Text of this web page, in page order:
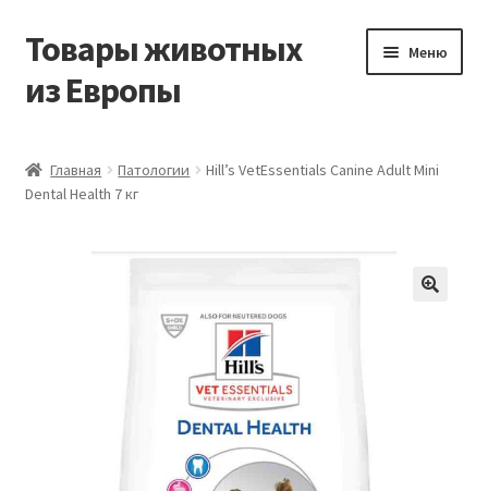
Перейти
навигации
Перейти
содержимому
Товары животных
из Европы
Меню
Виды доставки
Заказать доставку корма из Германии
Главная Патологии
Hill’s VetEssentials Canine Adult Mini
Dental Health 7 кг